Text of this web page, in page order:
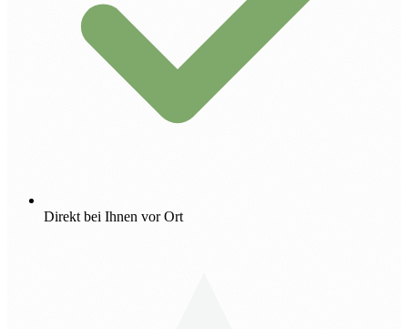
Direkt bei Ihnen vor Ort